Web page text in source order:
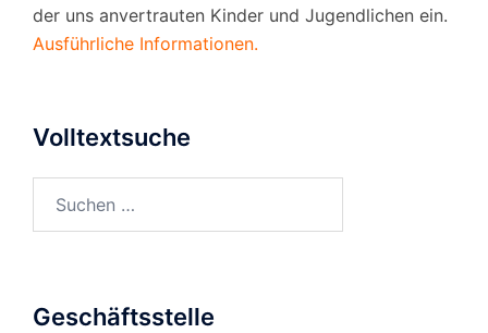
der uns anvertrauten Kinder und Jugendlichen ein.
Ausführliche Informationen.
Volltextsuche
Geschäftsstelle